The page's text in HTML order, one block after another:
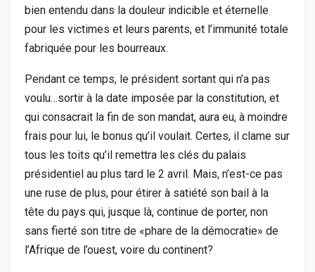
bien entendu dans la douleur indicible et éternelle
pour les victimes et leurs parents, et l’immunité totale
fabriquée pour les bourreaux.
Pendant ce temps, le président sortant qui n’a pas
voulu…sortir à la date imposée par la constitution, et
qui consacrait la fin de son mandat, aura eu, à moindre
frais pour lui, le bonus qu’il voulait. Certes, il clame sur
tous les toits qu’il remettra les clés du palais
présidentiel au plus tard le 2 avril. Mais, n’est-ce pas
une ruse de plus, pour étirer à satiété son bail à la
tête du pays qui, jusque là, continue de porter, non
sans fierté son titre de «phare de la démocratie» de
l’Afrique de l’ouest, voire du continent?